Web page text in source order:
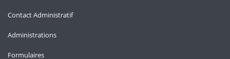
Contact Administratif
Administrations
Formulaires